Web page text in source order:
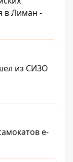
в Лиман -
из СИЗО
e-